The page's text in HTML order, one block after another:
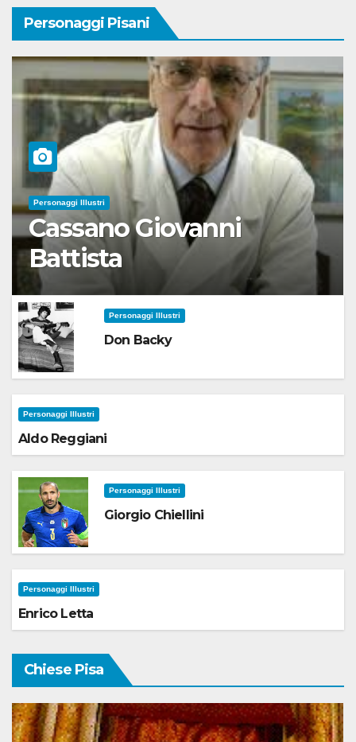
Personaggi Pisani
Personaggi Illustri
Cassano Giovanni
Battista
Personaggi Illustri
Don Backy
Personaggi Illustri
Aldo Reggiani
Personaggi Illustri
Giorgio Chiellini
Personaggi Illustri
Enrico Letta
Chiese Pisa